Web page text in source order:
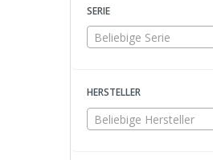
SERIE
Beliebige Serie
HERSTELLER
Beliebige Hersteller